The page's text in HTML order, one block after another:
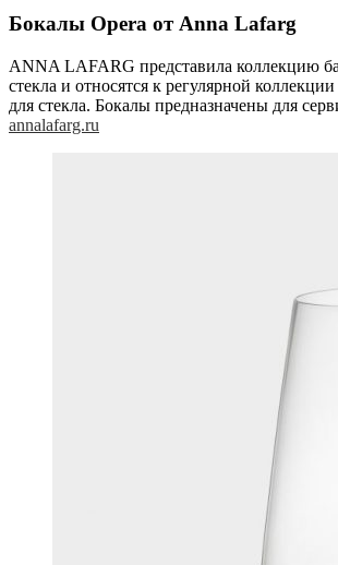
Бокалы Opera от Anna Lafarg
ANNA LAFARG представила коллекцию
стекла и относятся к регулярной
для стекла. Бокалы предназначены для
annalafarg.ru